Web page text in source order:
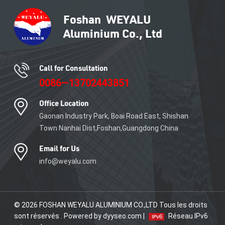
Call for Consultation
0086—13702443851
Office Location
Gaonan Industry Park, Boai Road East, Shishan
Town Nanhai Dist,Foshan,Guangdong China
Email for Us
info@weyalu.com
© 2026 FOSHAN WEYALU ALUMINIUM CO.,LTD Tous les droits
sont réservés . Powered by dyyseo.com |
Réseau IPv6